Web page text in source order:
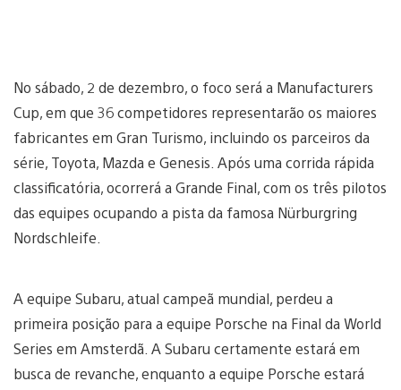
No sábado, 2 de dezembro, o foco será a Manufacturers
Cup, em que 36 competidores representarão os maiores
fabricantes em Gran Turismo, incluindo os parceiros da
série, Toyota, Mazda e Genesis. Após uma corrida rápida
classificatória, ocorrerá a Grande Final, com os três pilotos
das equipes ocupando a pista da famosa Nürburgring
Nordschleife.
A equipe Subaru, atual campeã mundial, perdeu a
primeira posição para a equipe Porsche na Final da World
Series em Amsterdã. A Subaru certamente estará em
busca de revanche, enquanto a equipe Porsche estará